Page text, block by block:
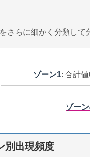
さらに細かく分類して
ゾーン1: 合計
ゾー
別出現頻度